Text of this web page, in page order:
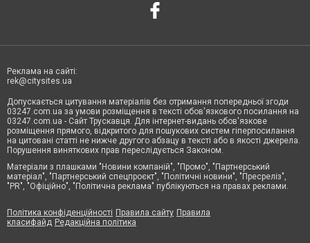
Реклама на сайті:
rek@citysites.ua
Допускається цитування матеріалів без отримання попередньої згоди
03247.com.ua за умови розміщення в тексті обов'язкового посилання на
03247.com.ua - Сайт Трускавця. Для інтернет-видань обов'язкове
розміщення прямого, відкритого для пошукових систем гіперпосилання
на цитовані статті не нижче другого абзацу в тексті або в якості джерела.
Порушення виняткових прав переслідується Законом.
Матеріали з плашками "Новини компаній", "Промо", "Партнерський
матеріал", "Партнерський спецпроєкт", "Політичні новини", "Пресреліз",
"PR", "Офіційно", "Політична реклама" публікуються на правах реклами.
Політика конфіденційності Правила сайту Правила
класифайд Редакційна політика